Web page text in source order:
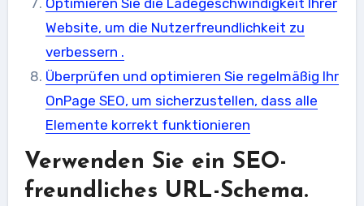
Optimieren Sie die Ladegeschwindigkeit Ihrer
Website, um die Nutzerfreundlichkeit zu
verbessern .
Überprüfen und optimieren Sie regelmäßig Ihr
OnPage SEO, um sicherzustellen, dass alle
Elemente korrekt funktionieren
Verwenden Sie ein SEO-
freundliches URL-Schema.